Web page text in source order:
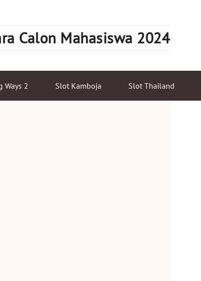
Calon Mahasiswa 2024
Ways 2 Slot Kamboja Slot Thailand